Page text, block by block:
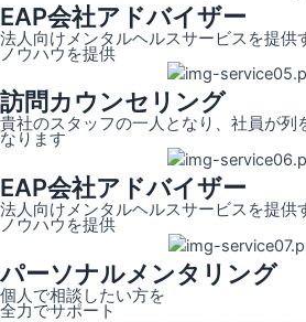
EAP会社アドバイザー
法人向けメンタルヘルスサービスを提供
ノウハウを提供
訪問カウンセリング
貴社のスタッフの一人となり、社員が列
なります
EAP会社アドバイザー
法人向けメンタルヘルスサービスを提供
ノウハウを提供
パーソナルメンタリング
個人で相談したい方を
全力でサポート